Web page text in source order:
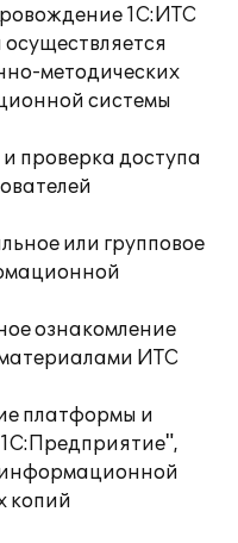
1С:ИТС
методических
системы
проверка доступа
или групповое
ознакомление
ИТС
платформы и
копий